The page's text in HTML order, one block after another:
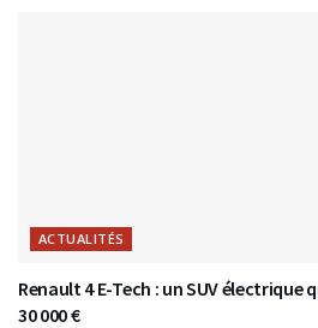
ACTUALITÉS
Renault 4 E-Tech : un SUV électrique
30 000 €